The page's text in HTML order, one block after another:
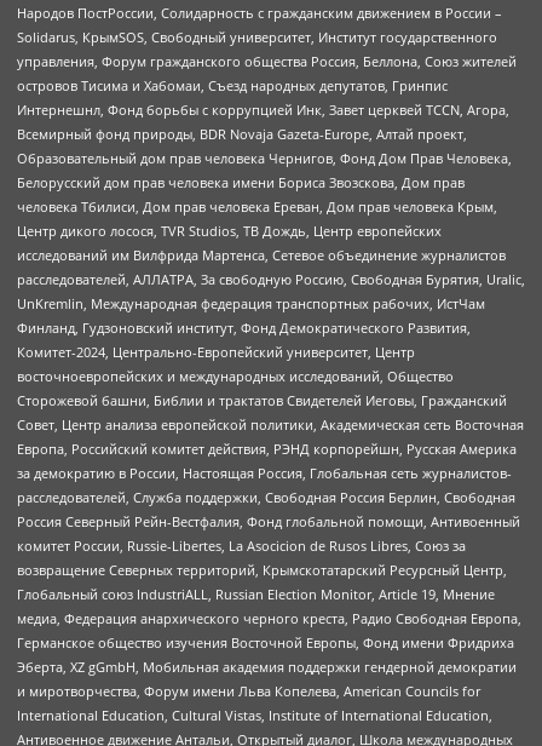
Народов ПостРоссии, Солидарность с гражданским движением в России –
Solidarus, КрымSOS, Свободный университет, Институт государственного
управления, Форум гражданского общества Россия, Беллона, Союз жителей
островов Тисима и Хабомаи, Съезд народных депутатов, Гринпис
Интернешнл, Фонд борьбы с коррупцией Инк, Завет церквей TCCN, Агора,
Всемирный фонд природы, BDR Novaja Gazeta-Europe, Алтай проект,
Образовательный дом прав человека Чернигов, Фонд Дом Прав Человека,
Белорусский дом прав человека имени Бориса Звозскова, Дом прав
человека Тбилиси, Дом прав человека Ереван, Дом прав человека Крым,
Центр дикого лосося, TVR Studios, ТВ Дождь, Центр европейских
исследований им Вилфрида Мартенса, Сетевое объединение журналистов
расследователей, АЛЛАТРА, За свободную Россию, Свободная Бурятия, Uralic,
UnKremlin, Международная федерация транспортных рабочих, ИстЧам
Финланд, Гудзоновский институт, Фонд Демократического Развития,
Комитет-2024, Центрально-Европейский университет, Центр
восточноевропейских и международных исследований, Общество
Сторожевой башни, Библии и трактатов Свидетелей Иеговы, Гражданский
Совет, Центр анализа европейской политики, Академическая сеть Восточная
Европа, Российский комитет действия, РЭНД корпорейшн, Русская Америка
за демократию в России, Настоящая Россия, Глобальная сеть журналистов-
расследователей, Служба поддержки, Свободная Россия Берлин, Свободная
Россия Северный Рейн-Вестфалия, Фонд глобальной помощи, Антивоенный
комитет России, Russie-Libertes, La Asocicion de Rusos Libres, Союз за
возвращение Северных территорий, Крымскотатарский Ресурсный Центр,
Глобальный союз IndustriALL, Russian Election Monitor, Article 19, Мнение
медиа, Федерация анархического черного креста, Радио Свободная Европа,
Германское общество изучения Восточной Европы, Фонд имени Фридриха
Эберта, XZ gGmbH, Мобильная академия поддержки гендерной демократии
и миротворчества, Форум имени Льва Копелева, American Councils for
International Education, Cultural Vistas, Institute of International Education,
Антивоенное движение Антальи, Открытый диалог, Школа международных